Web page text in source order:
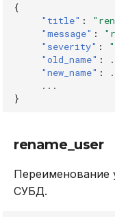
{
"title" :
"message" :
"severity" :
"old_name" :
"new_name" :
...
}
rename_user
Переименование
СУБД.